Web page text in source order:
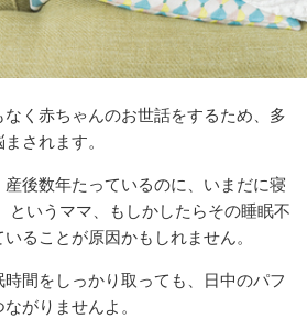
く赤ちゃんのお世話をするため、多
されます。
後数年たっているのに、いまだに寝
というママ、もしかしたらその睡眠不
ることが原因かもしれません。
間をしっかり取っても、日中のパフ
がりませんよ。